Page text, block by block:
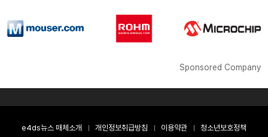
Sponsored Company
e4ds뉴스 매체소개 개인정보취급방침 이용약관
청소년보호정책